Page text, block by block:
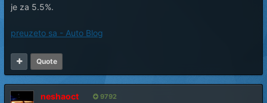
je za 5.5%.
preuzeto sa - Auto Blog
Quote
neshaoct 9792